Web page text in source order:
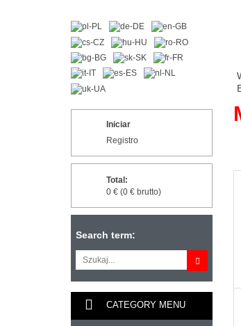
Iniciar
Registro
Total:
0 € (0 € brutto)
Search term:
CATEGORY MENU